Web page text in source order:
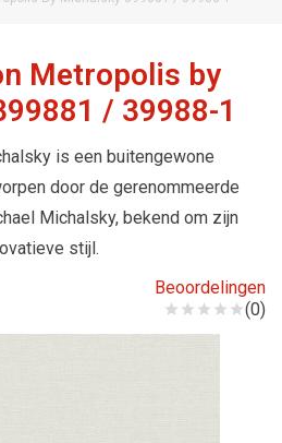
Metropolis by
/ 39988-1
is een buitengewone
door de gerenommeerde
Michalsky, bekend om zijn
stijl.
Beoordelingen
(0)